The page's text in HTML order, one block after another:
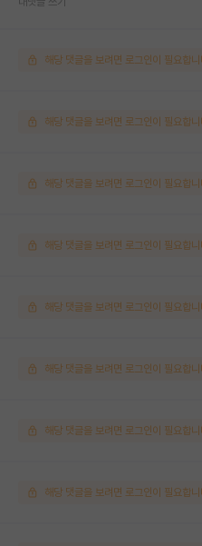
해당 댓글을 보려면 로그인이 필요합니
해당 댓글을 보려면 로그인이 필요합니
해당 댓글을 보려면 로그인이 필요합니
해당 댓글을 보려면 로그인이 필요합니
해당 댓글을 보려면 로그인이 필요합니
해당 댓글을 보려면 로그인이 필요합니
해당 댓글을 보려면 로그인이 필요합니
해당 댓글을 보려면 로그인이 필요합니